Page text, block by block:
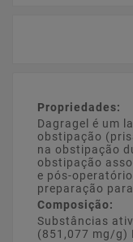
Propriedades:
Dagragel é um
obstipação
na obstipação
obstipação
e pós-
preparação
Composição:
Substâncias
(851,077 mg/g)